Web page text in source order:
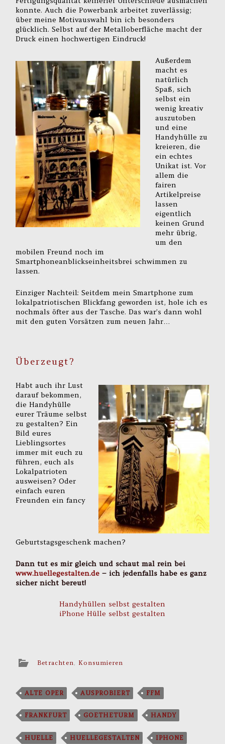
konnte. Auch die Powerbank arbeitet zuverlässig;
über meine Motivauswahl bin ich besonders
glücklich. Selbst auf der Metalloberfläche macht der
Druck einen hochwertigen Eindruck!
Außerdem
macht es
natürlich
Spaß, sich
selbst ein
wenig kreativ
auszutoben
und eine
Handyhülle zu
kreieren, die
ein echtes
Unikat ist. Vor
allem die
fairen
Artikelpreise
lassen
eigentlich
keinen Grund
mehr übrig,
um den
mobilen Freund noch im
Smartphoneanblickseinheitsbrei schwimmen zu
lassen.
Einziger Nachteil: Seitdem mein Smartphone zum
lokalpatriotischen Blickfang geworden ist, hole ich es
nochmals öfter aus der Tasche. Das war’s dann wohl
mit den guten Vorsätzen zum neuen Jahr…
Überzeugt?
Habt auch ihr Lust
darauf bekommen,
die Handyhülle
eurer Träume selbst
zu gestalten? Ein
Bild eures
Lieblingsortes
immer mit euch zu
führen, euch als
Lokalpatrioten
ausweisen? Oder
einfach euren
Freunden ein fancy
Geburtstagsgeschenk machen?
Dann tut es mir gleich und schaut mal rein bei
www.huellegestalten.de – ich jedenfalls habe es ganz
sicher nicht bereut!
Handyhüllen selbst gestalten
iPhone Hülle selbst gestalten
Betrachten, Konsumieren
ALTE OPER AUSPROBIERT FFM
FRANKFURT GOETHETURM HANDY
HUELLE HUELLEGESTALTEN IPHONE